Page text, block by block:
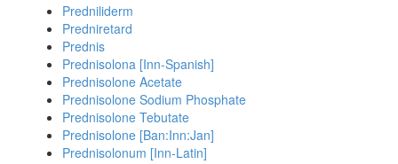
Predniliderm
Predniretard
Prednis
Prednisolona [Inn-Spanish]
Prednisolone Acetate
Prednisolone Sodium Phosphate
Prednisolone Tebutate
Prednisolone [Ban:Inn:Jan]
Prednisolonum [Inn-Latin]